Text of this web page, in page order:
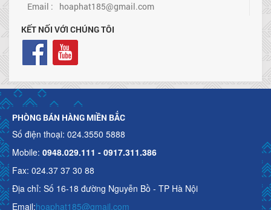
Email : hoaphat185@gmail.com
KẾT NỐI VỚI CHÚNG TÔI
PHÒNG BÁN HÀNG MIỀN BẮC
Số điện thoại: 024.3550 5888
Mobile: 0948.029.111 - 0917.311.386
Fax: 024.37 37 30 88
Địa chỉ: Số 16-18 đường Nguyễn Bồ - TP Hà Nội
Email:hoaphat185@gmail.com